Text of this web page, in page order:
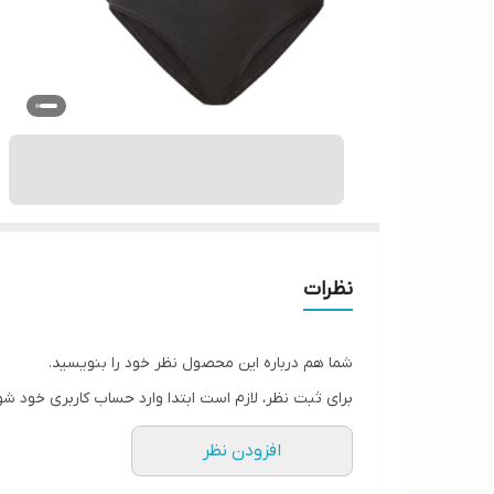
نظرات
شما هم درباره این محصول نظر خود را بنویسید.
برای ثبت نظر، لازم است ابتدا وارد حساب کاربری خود
افزودن نظر